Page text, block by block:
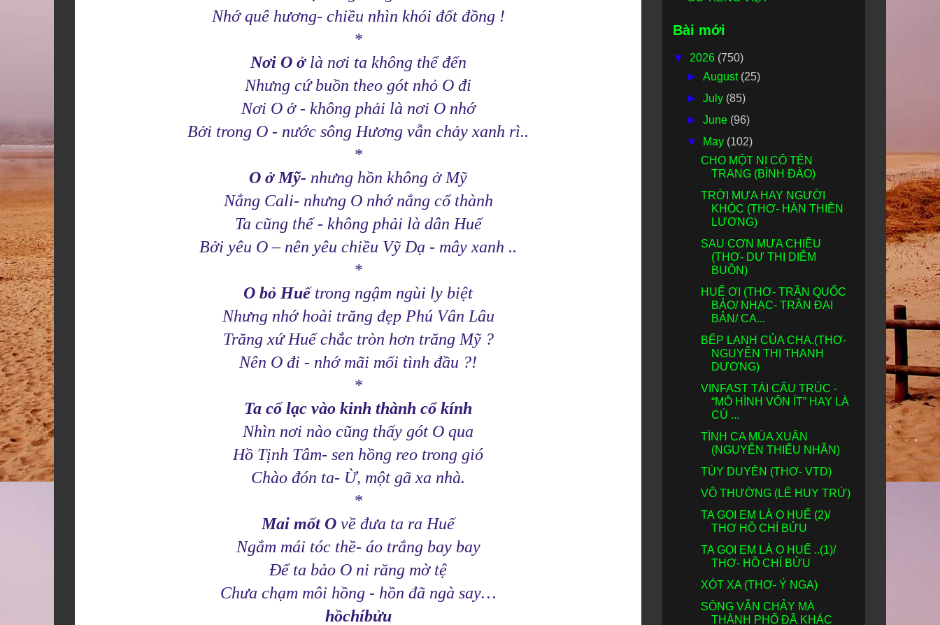
Nhớ quê hương- chiều nhìn khói đốt đồng !
*
Nơi O ởlà nơi ta không thể đến
Nhưng cứ buồn theo gót nhỏ O đi
Nơi O ở - không phải là nơi O nhớ
Bởi trong O - nước sông Hương vẫn chảy xanh rì..
*
O ở Mỹ- nhưng hồn không ở Mỹ
Nắng Cali- nhưng O nhớ nắng cổ thành
Ta cũng thế - không phải là dân Huế
Bởi yêu O – nên yêu chiều Vỹ Dạ - mây xanh ..
*
O bỏ Huếtrong ngậm ngùi ly biệt
Nhưng nhớ hoài trăng đẹp Phú Vân Lâu
Trăng xứ Huế chắc tròn hơn trăng Mỹ ?
Nên O đi - nhớ mãi mối tình đầu ?!
*
Ta cố lạc vào kinh thành cổ kính
Nhìn nơi nào cũng thấy gót O qua
Hồ Tịnh Tâm- sen hồng reo trong gió
Chào đón ta- Ừ, một gã xa nhà.
*
Mai mốt O về đưa ta ra Huế
Ngắm mái tóc thề- áo trắng bay bay
Để ta bảo O ni răng mờ tệ
Chưa chạm môi hồng - hồn đã ngà say…
hồchíbửu
Bài mới
▼ 2026 (750)
►August (25)
►July (85)
►June (96)
▼
May (102)
CHO MỘT NI CÔ TÊN
TRANG (BÌNH ĐÀO)
TRỜI MƯA HAY NGƯỜI
KHÓC (THƠ- HÀN THIÊN
LƯƠNG)
SAU CƠN MƯA CHIỀU
(THƠ- DƯ THỊ DIỄM
BUỒN)
HUẾ ƠI (THƠ- TRẦN QUỐC
BẢO/ NHẠC- TRẦN ĐẠI
BẢN/ CA...
BẾP LẠNH CỦA CHA.(THƠ-
NGUYỄN THỊ THANH
DƯƠNG)
VINFAST TÁI CẤU TRÚC -
“MÔ HÌNH VỐN ÍT” HAY LÀ
CÚ ...
TÌNH CA MÙA XUÂN
(NGUYỄN THIẾU NHẪN)
TÙY DUYÊN (THƠ- VTD)
VÔ THƯỜNG (LÊ HUY TRỨ)
TA GỌI EM LÀ O HUẾ (2)/
THƠ HỒ CHÍ BỬU
TA GỌI EM LÀ O HUẾ ..(1)/
THƠ- HỒ CHÍ BỬU
XÓT XA (THƠ- Ý NGA)
SÔNG VẪN CHẢY MÀ
THÀNH PHỐ ĐÃ KHÁC